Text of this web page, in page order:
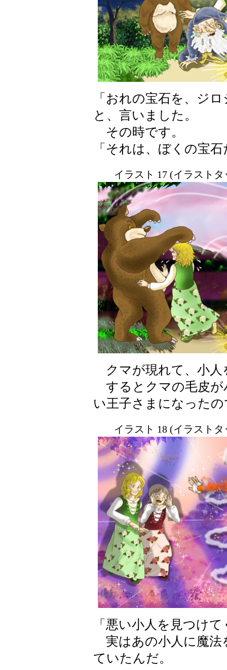
「おれの宝石を、ジ
と、言いました。
その時です。
「それは、ぼくの宝
イラスト 17 (イラスト
クマが現れて、小人
するとクマの毛皮が
い王子さまになった
イラスト 18 (イラスト
「悪い小人を見つけ
実はあの小人に魔法
ていたんだ。